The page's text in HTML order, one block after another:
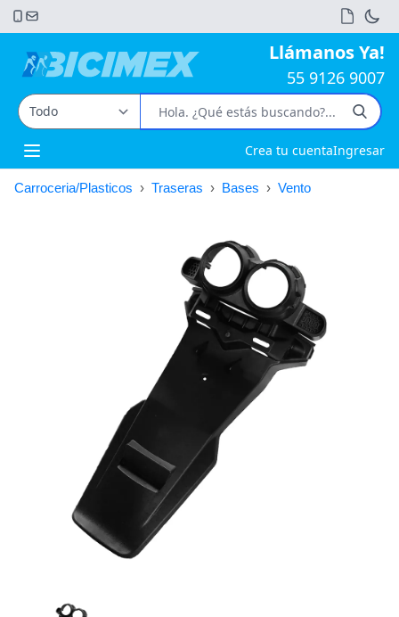
Llámanos Ya!
55 9126 9007
Open main menu Crea tu cuentaIngresar
Carroceria/Plasticos › Traseras › Bases › Vento